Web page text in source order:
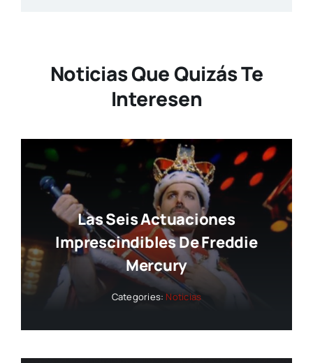
Noticias Que Quizás Te
Interesen
Las Seis Actuaciones
Imprescindibles De Freddie
Mercury
Categories: Noticias